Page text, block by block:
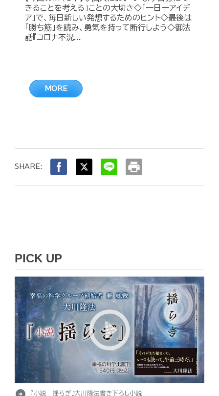
きることを考える」ことの大切さ◇「一日一アイデ
ア」で、毎日新しい発想するためのヒント◇最後は
「勝ち筋」を読み、勇気を持って断行しよう◇御法
話『コロナ不況...
MORE
SHARE: print
PICK UP
『小説 揺らぎ』大川隆法書き下ろし小説